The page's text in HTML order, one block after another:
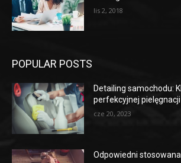
lis 2, 2018
POPULAR POSTS
Detailing samochodu:
perfekcyjnej
cze 20, 2023
Odpowiedni